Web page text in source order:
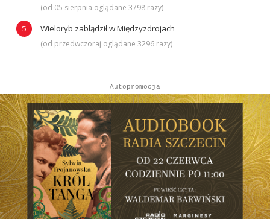
(od 05 sierpnia oglądane 3798 razy)
Wieloryb zabłądził w Międzyzdrojach
(od przedwczoraj oglądane 3296 razy)
Autopromocja